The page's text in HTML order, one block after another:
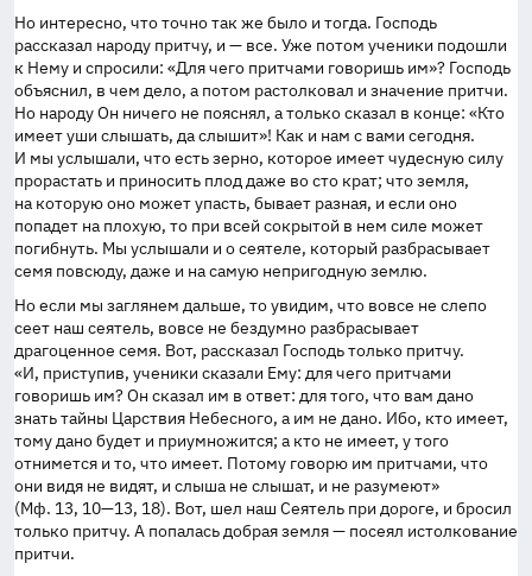
Но интересно, что точно так же было и тогда. Господь
рассказал народу притчу, и — все. Уже потом ученики подошли
к Нему и спросили: «Для чего притчами говоришь им»? Господь
объяснил, в чем дело, а потом растолковал и значение притчи.
Но народу Он ничего не пояснял, а только сказал в конце: «Кто
имеет уши слышать, да слышит»! Как и нам с вами сегодня.
И мы услышали, что есть зерно, которое имеет чудесную силу
прорастать и приносить плод даже во сто крат; что земля,
на которую оно может упасть, бывает разная, и если оно
попадет на плохую, то при всей сокрытой в нем силе может
погибнуть. Мы услышали и о сеятеле, который разбрасывает
семя повсюду, даже и на самую непригодную землю.
Но если мы заглянем дальше, то увидим, что вовсе не слепо
сеет наш сеятель, вовсе не бездумно разбрасывает
драгоценное семя. Вот, рассказал Господь только притчу.
«И, приступив, ученики сказали Ему: для чего притчами
говоришь им? Он сказал им в ответ: для того, что вам дано
знать тайны Царствия Небесного, а им не дано. Ибо, кто имеет,
тому дано будет и приумножится; а кто не имеет, у того
отнимется и то, что имеет. Потому говорю им притчами, что
они видя не видят, и слыша не слышат, и не разумеют»
(Мф. 13, 10—13, 18). Вот, шел наш Сеятель при дороге, и бросил
только притчу. А попалась добрая земля — посеял истолкование
притчи.